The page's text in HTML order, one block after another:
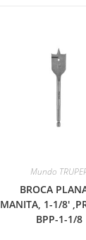
Mundo
BROCA
MANITA, 1-1/8′
BPP-1-1/8